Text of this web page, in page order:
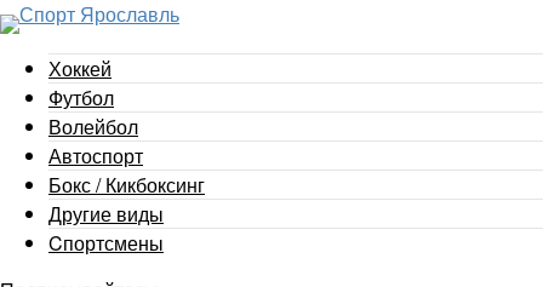
Хоккей
Футбол
Волейбол
Автоспорт
Бокс / Кикбоксинг
Другие виды
Cпортсмены